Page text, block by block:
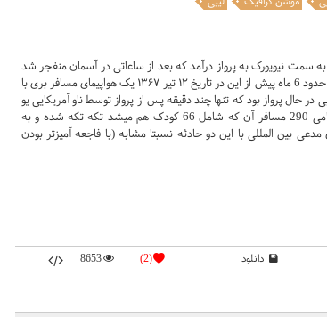
دانلود (2)
8653
از لندن به سمت نیویورک به پرواز درآمد که بعد از ساعاتی در آسمان منفجر شد
و مسافران آن کشته شدند که درمجموع 270 کشته برجای گذاشت. حدود 6 ماه پیش از این در تاریخ ۱۲ تیر ۱۳۶۷ یک هواپیمای مسافر بری با
حال پرواز بود که تنها چند دقیقه پس از پرواز توسط ناو آمریکایی یو
اس اس وینسنس مورد هدف موشک قرار گرفت و منهدم شد و تمامی 290 مسافر آن که شامل 66 کودک هم میشد تکه تکه شده و به
بین المللی با این دو حادثه نسبتا مشابه (با فاجعه آمیزتر بودن